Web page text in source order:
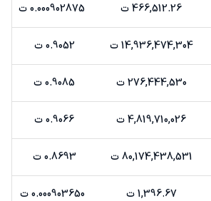
466,512.26 ت 0.000902875 ت
14,936,474,304 ت 0.9052 ت
276,444,530 ت 0.9085 ت
4,819,710,026 ت 0.9066 ت
80,174,438,531 ت 0.8693 ت
1,396.67 ت 0.000903650 ت